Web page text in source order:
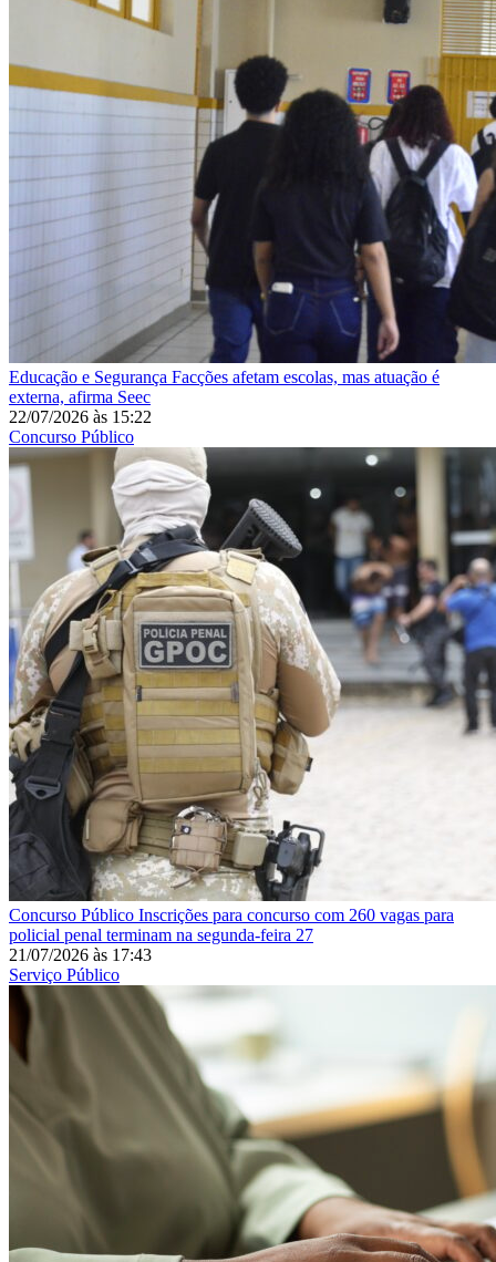
Educação e Segurança Facções afetam escolas, mas atuação é
externa, afirma Seec
22/07/2026 às 15:22
Concurso Público
Concurso Público Inscrições para concurso com 260 vagas para
policial penal terminam na segunda-feira 27
21/07/2026 às 17:43
Serviço Público